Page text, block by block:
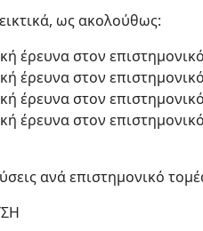
ως ακολούθως:
έρευνα στον
έρευνα στον
έρευνα στον
έρευνα στον
ανά επιστημονικό